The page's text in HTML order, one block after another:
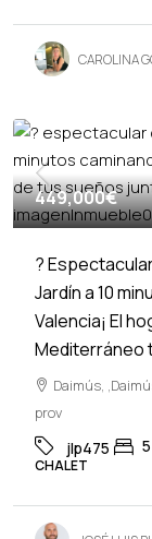
CAROLINA
449,000€
?
Jardín a 10
Valencia¡ El
Mediterráneo
Daimús,
prov
jlp475 5
CHALET